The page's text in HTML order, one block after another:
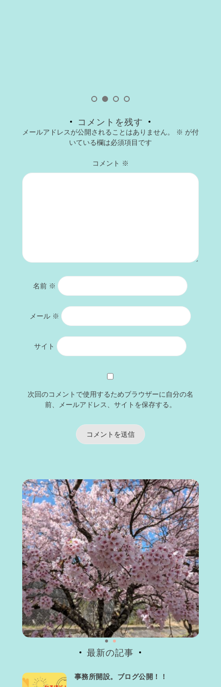
コメントを残す
メールアドレスが公開されることはありません。 ※ が付
いている欄は必須項目です
コメント ※
名前 ※
メール ※
サイト
次回のコメントで使用するためブラウザーに自分の名
前、メールアドレス、サイトを保存する。
最新の記事
事務所開設。ブログ公開！！